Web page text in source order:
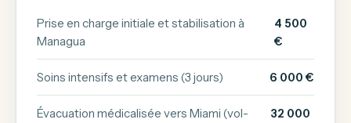
Prise en charge initiale et stabilisation à
Managua
4 500
€
Soins intensifs et examens (3 jours) 6 000 €
Évacuation médicalisée vers Miami (vol-
32 000